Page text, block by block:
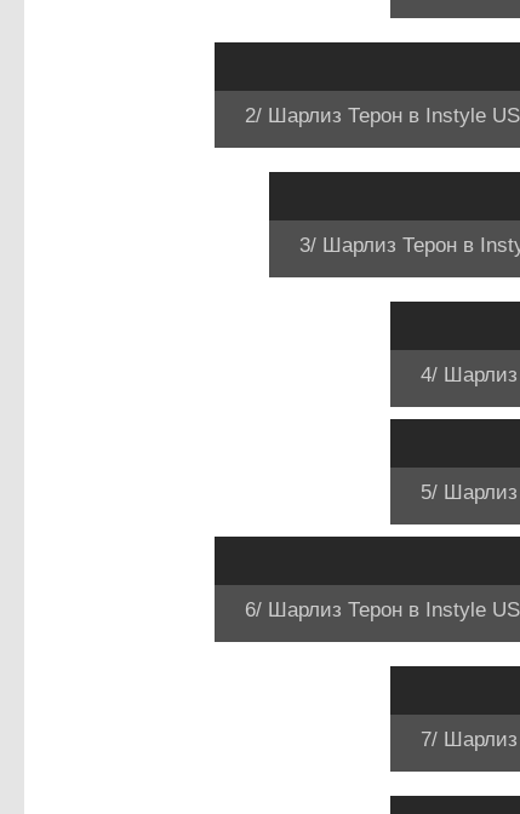
2/ Шарлиз Терон в Instyle
3/ Шарлиз Терон в
4/ Шарлиз
5/
6/ Шарлиз Терон в Instyle
7/